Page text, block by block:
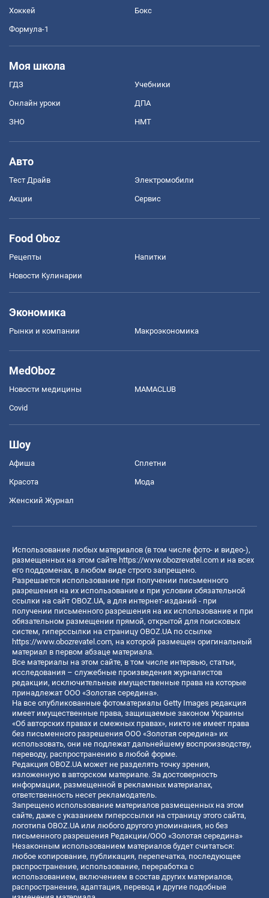
Хоккей Бокс
Формула-1
Моя школа
ГДЗ Учебники
Онлайн уроки ДПА
ЗНО НМТ
Авто
Тест Драйв Электромобили
Акции Сервис
Food Oboz
Рецепты Напитки
Новости Кулинарии
Экономика
Рынки и компании Mакроэкономика
MedOboz
Новости медицины MAMACLUB
Covid
Шоу
Афиша Сплетни
Красота Мода
Женский Журнал
Использование любых материалов (в том числе фото- и видео-),
размещенных на этом сайте https://www.obozrevatel.com и на всех
его поддоменах, в любом виде строго запрещено.
Разрешается использование при получении письменного
разрешения на их использование и при условии обязательной
ссылки на сайт OBOZ.UA, а для интернет-изданий - при
получении письменного разрешения на их использование и при
обязательном размещении прямой, открытой для поисковых
систем, гиперссылки на страницу OBOZ.UA по ссылке
https://www.obozrevatel.com, на которой размещен оригинальный
материал в первом абзаце материала.
Все материалы на этом сайте, в том числе интервью, статьи,
исследования – служебные произведения журналистов
редакции, исключительные имущественные права на которые
принадлежат ООО «Золотая середина».
На все опубликованные фотоматериалы Getty Images редакция
имеет имущественные права, защищаемые законом Украины
«Об авторских правах и смежных правах», никто не имеет права
без письменного разрешения ООО «Золотая середина» их
использовать, они не подлежат дальнейшему воспроизводству,
переводу, распространению в любой форме.
Редакция OBOZ.UA может не разделять точку зрения,
изложенную в авторском материале. За достоверность
информации, размещенной в рекламных материалах,
ответственность несет рекламодатель.
Запрещено использование материалов размещенных на этом
сайте, даже с указанием гиперссылки на страницу этого сайта,
логотипа OBOZ.UA или любого другого упоминания, но без
письменного разрешения Редакции/ООО «Золотая середина»
Незаконным использованием материалов будет считаться:
любое копирование, публикация, перепечатка, последующее
распространение, использование, переработка с
использованием, включением в состав других материалов,
распространение, адаптация, перевод и другие подобные